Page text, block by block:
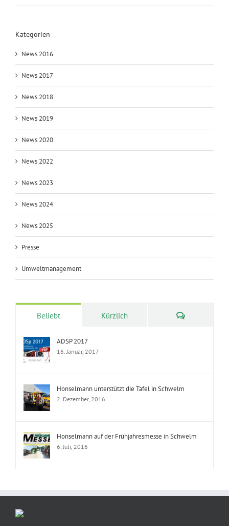
Kategorien
News 2016
News 2017
News 2018
News 2019
News 2020
News 2022
News 2023
News 2024
News 2025
Presse
Umweltmanagement
Beliebt Kürzlich Kommentare
ADSP 2017
16. Januar, 2017
Honselmann unterstützt die Tafel in Schwelm
2. Dezember, 2016
Honselmann auf der Frühjahresmesse in Schwelm
6. Juli, 2016